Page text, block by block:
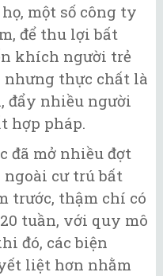
một số công ty
để thu lợi bất
khích người trẻ
nhưng thực chất là
đẩy nhiều người
hợp pháp.
đã mở nhiều đợt
cư trú bất
trước, thậm chí có
tuần, với quy mô
đó, các biện
liệt hơn nhằm